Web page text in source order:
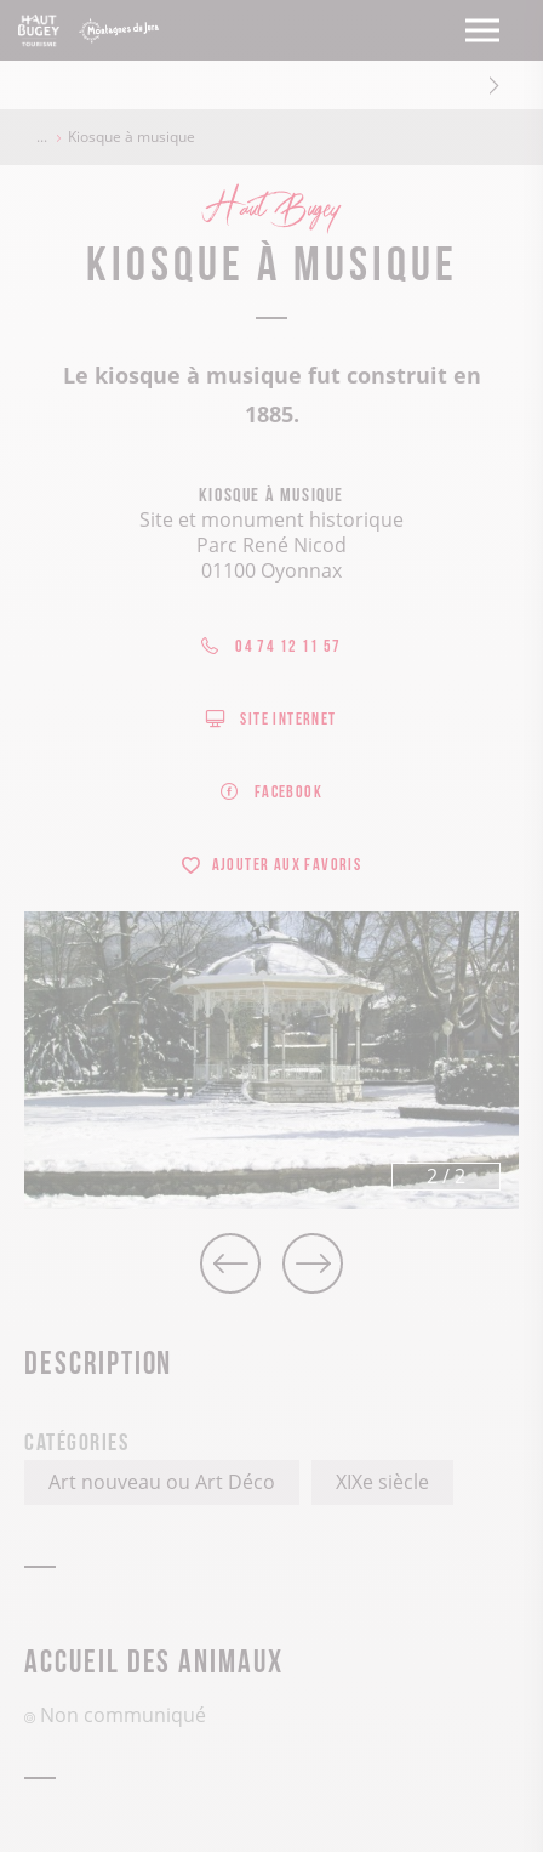
Kiosque à musique
Haut Bugey
Kiosque à musique
Le kiosque à musique fut construit en
1885.
Kiosque à musique
Site et monument historique
Parc René Nicod
01100 Oyonnax
04 74 12 11 57
Site internet
Facebook
Ajouter aux favoris
2/2
Description
Catégories
Art nouveau ou Art Déco XIXe siècle
Accueil des animaux
Non communiqué